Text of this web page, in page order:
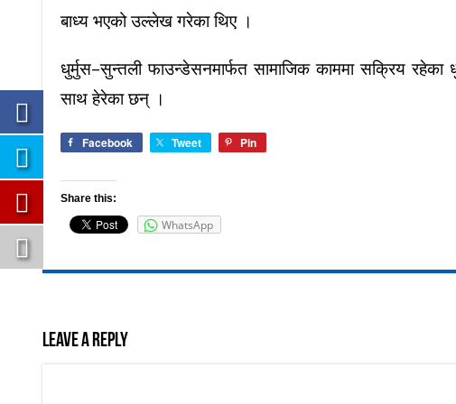
बाध्य भएको उल्लेख गरेका थिए ।
धुर्मुस–सुन्तली फाउन्डेसनमार्फत सामाजिक काममा सक्रिय रहेका
साथ हेरेका छन् ।
Facebook Tweet Pin
Share this:
WhatsApp
Leave a Reply